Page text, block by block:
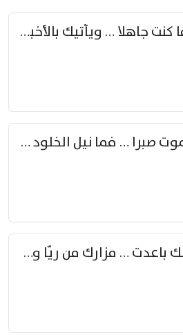
ستبدي لك الأيام ما كنت جاهلا … ويأتيك بالأخبار من لم تزوّد
فصبرا في مجال الموت صبرا … فما نيل الخلود بمستطاع
حننت إلى ريّا ونفسك باعدت … مزارك من ريّا وشعباكما معا